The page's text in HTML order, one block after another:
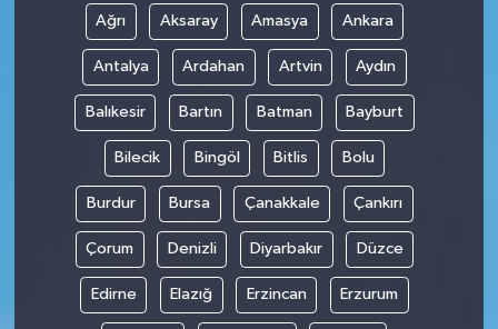
Ağrı Aksaray Amasya Ankara
Antalya Ardahan Artvin Aydın
Balıkesir Bartın Batman Bayburt
Bilecik Bingöl Bitlis Bolu
Burdur Bursa Çanakkale Çankırı
Çorum Denizli Diyarbakır Düzce
Edirne Elazığ Erzincan Erzurum
Teknoloji